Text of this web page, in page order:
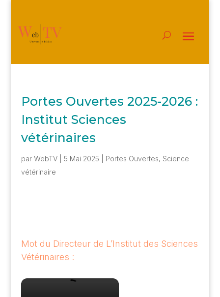
Portes Ouvertes 2025-2026 :
Institut Sciences
vétérinaires
par WebTV| 5 Mai 2025 Portes Ouvertes, Science
vétérinaire
Mot du Directeur de L’Institut des Sciences
Vétérinaires :